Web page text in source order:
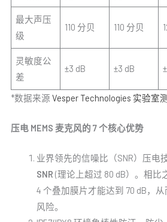
最大声压
级
110 分贝 110 分贝
灵敏度公
差
±3 dB ±3 dB
*数据来源 Vesper Technologies 实验室
压电 MEMS 麦克风的 7 个核心优势
业界领先的信噪比（SNR）压电
SNR (理论上超过 80 dB）。相比
4 个叠加膜片才能达到 70 dB，
风险。